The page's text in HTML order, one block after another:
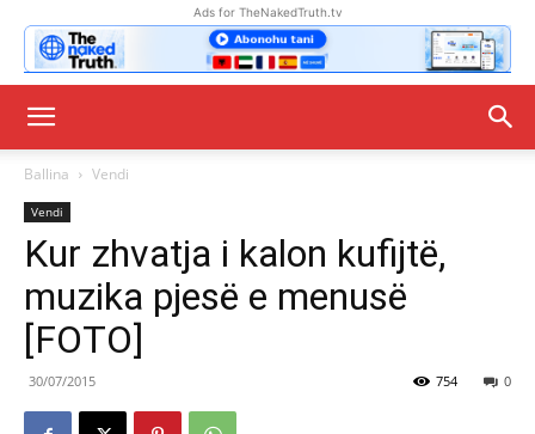
Ads for TheNakedTruth.tv
Ballina Vendi
Vendi
Kur zhvatja i kalon kufijtë,
muzika pjesë e menusë
[FOTO]
30/07/2015 0
754